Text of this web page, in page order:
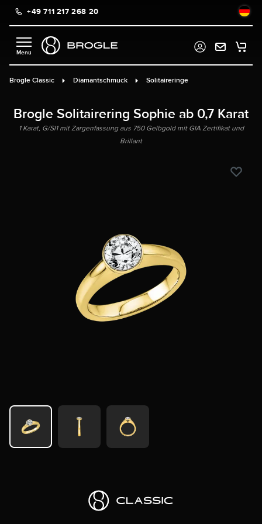
springen
+49 711 217 268 20
Brogle Classic Diamantschmuck Solitaireringe
Brogle Solitairering Sophie ab 0,7 Karat
1 Karat, G/SI1 mit Zargenfassung aus 750 Gelbgold mit GIA Zertifikat und
Brillant